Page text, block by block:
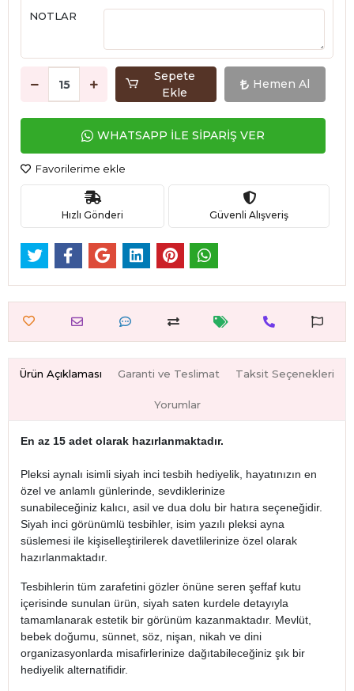
NOTLAR
Sepete
Ekle
Hemen Al
WHATSAPP İLE SİPARİŞ VER
Favorilerime ekle
Hızlı Gönderi Güvenli Alışveriş
Ürün Açıklaması Garanti ve Teslimat Taksit Seçenekleri
Yorumlar
En az 15 adet olarak hazırlanmaktadır.
Pleksi aynalı isimli siyah inci tesbih hediyelik, hayatınızın en
özel ve anlamlı günlerinde, sevdiklerinize
sunabileceğiniz kalıcı, asil ve dua dolu bir hatıra seçeneğidir.
Siyah inci görünümlü tesbihler, isim yazılı pleksi ayna
süslemesi ile kişiselleştirilerek davetlilerinize özel olarak
hazırlanmaktadır.
Tesbihlerin tüm zarafetini gözler önüne seren şeffaf kutu
içerisinde sunulan ürün, siyah saten kurdele detayıyla
tamamlanarak estetik bir görünüm kazanmaktadır. Mevlüt,
bebek doğumu, sünnet, söz, nişan, nikah ve dini
organizasyonlarda misafirlerinize dağıtabileceğiniz şık bir
hediyelik alternatifidir.